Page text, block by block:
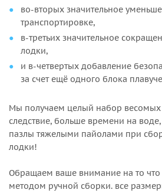
во-вторых значительное
транспортировке,
в-третьих значительное
лодки,
и в-четвертых добавление
за счет ещё одного блока
Мы получаем целый набор
следствие, больше времени на воде,
пазлы тяжелыми пайолами при
лодки!
Обращаем ваше внимание на то
методом ручной сборки. все